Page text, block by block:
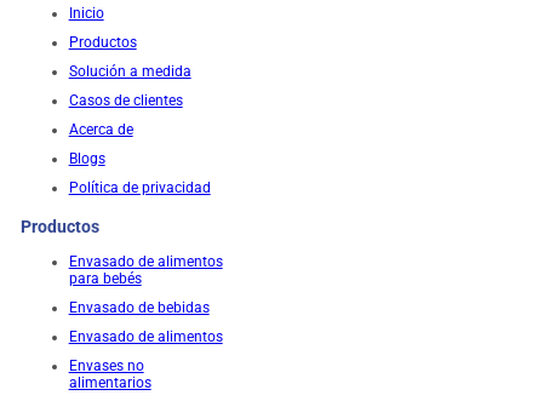
Inicio
Productos
Solución a medida
Casos de clientes
Acerca de
Blogs
Política de privacidad
Productos
Envasado de alimentos
para bebés
Envasado de bebidas
Envasado de alimentos
Envases no
alimentarios